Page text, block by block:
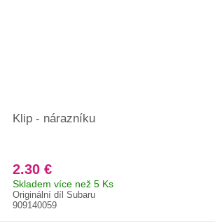
Klip - nárazníku
2.30 €
Skladem více než 5 Ks
Originální díl Subaru
909140059